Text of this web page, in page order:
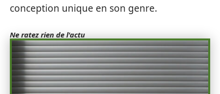
conception unique en son genre.
Ne ratez rien de l'actu